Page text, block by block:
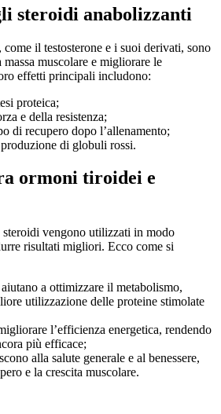
steroidi anabolizzanti
il testosterone e i suoi derivati, sono
muscolare e migliorare le
effetti principali includono:
proteica;
e della resistenza;
di recupero dopo l’allenamento;
di globuli rossi.
ormoni tiroidei e
vengono utilizzati in modo
risultati migliori. Ecco come si
a ottimizzare il metabolismo,
utilizzazione delle proteine stimolate
l’efficienza energetica, rendendo
più efficace;
alla salute generale e al benessere,
e la crescita muscolare.